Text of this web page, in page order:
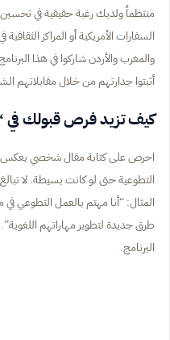
منتظماً ولديك رغبة حقيقية في
السفارات الأمريكية أو المراكز
والمغرب والأردن شاركوا في هذا
أثبتوا جدارتهم من خلال مقابلاتهم
كيف تزيد فرص قبولك
احرص على كتابة مقال شخصي
التطوعية حتى لو كانت بسيطة. لا
المثال: “أنا مهتم بالعمل التطوعي
طرق جديدة لتطوير مهاراتهم
البرنامج.